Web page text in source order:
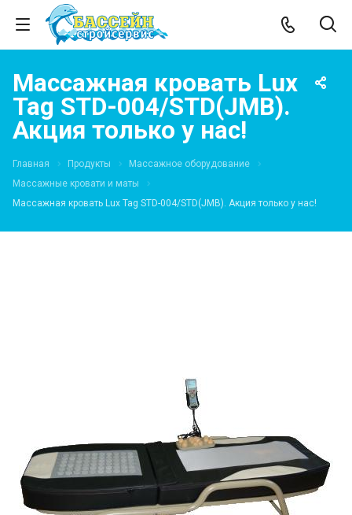
Массажная кровать Lux
Tag STD-004/STD(JMB).
Акция только у нас!
Главная Продукты
Массажное оборудование
Массажные кровати и маты
Массажная кровать Lux Tag STD-004/STD(JMB). Акция только у нас!